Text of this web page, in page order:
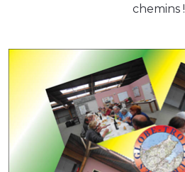
chemins !